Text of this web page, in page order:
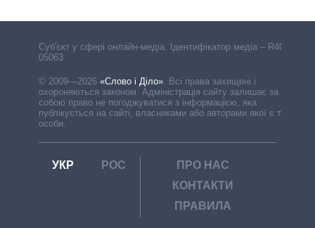
Cуб'єкт у сфері онлайн-медіа. Ідентифікатор медіа – R40-
05063
© 2009—2026 «Слово і Діло»
Всі права захищені і
охороняються законом. Адміністрація сайту залишає за
собою право не погоджуватися з інформацією, яка
публікується на сайті, власниками або авторами якої є треті
особи.
УКР РОС
ПРО НАС
КОНТАКТИ
ПРАВИЛА